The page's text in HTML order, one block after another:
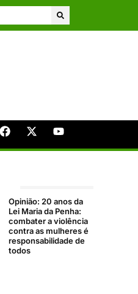
Opinião: 20 anos da
Lei Maria da Penha:
combater a violência
contra as mulheres é
responsabilidade de
todos